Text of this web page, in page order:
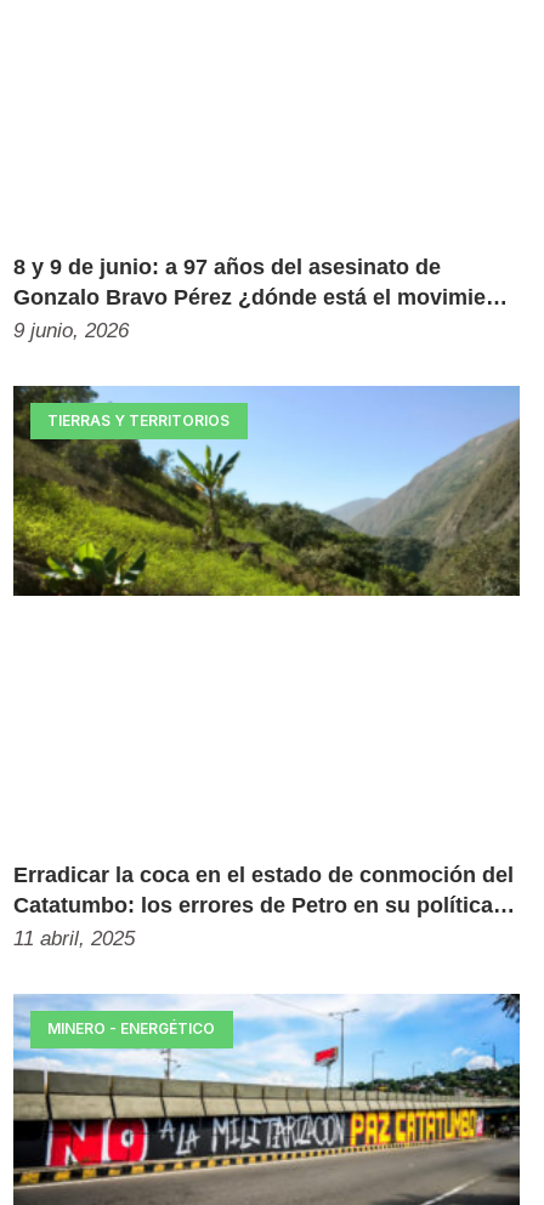
8 y 9 de junio: a 97 años del asesinato de
Gonzalo Bravo Pérez ¿dónde está el movimiento
estudiantil?
9 junio, 2026
TIERRAS Y TERRITORIOS
Erradicar la coca en el estado de conmoción del
Catatumbo: los errores de Petro en su política
de drogas
11 abril, 2025
MINERO - ENERGÉTICO